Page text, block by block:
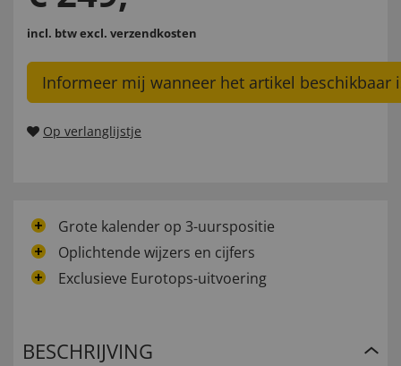
incl. btwexcl. verzendkosten
Informeer mij wanneer het artikel beschikbaar
Op verlanglijstje
Grote kalender op 3-uurspositie
Oplichtende wijzers en cijfers
Exclusieve Eurotops-uitvoering
BESCHRIJVING